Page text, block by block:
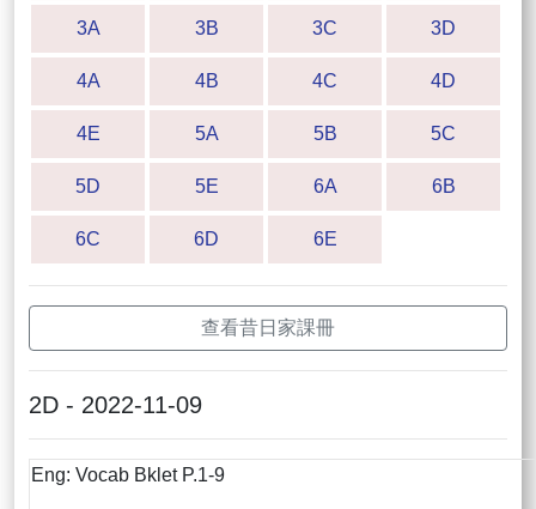
3A 3B 3C 3D
4A 4B 4C 4D
4E 5A 5B 5C
5D 5E 6A 6B
6C 6D 6E
查看昔日家課冊
2D - 2022-11-09
Eng: Vocab Bklet P.1-9